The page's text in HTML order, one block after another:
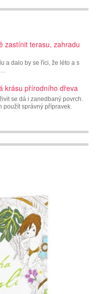
zastínit terasu, zahradu
a dalo by se říci, že léto a s
krásu přírodního dřeva
se dá i zanedbaný povrch.
použít správný přípravek.